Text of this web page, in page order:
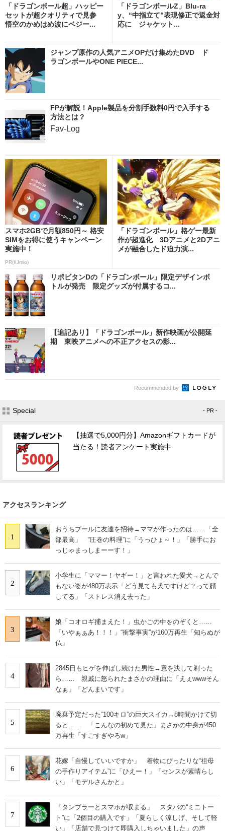
「ドラゴンボール超」ハッピー
セットが超クオリティで見参
悟空のかめはめ波にベジー...
「ドラゴンボールZ」Blu-ra
y、“中指立て”表現修正で返金対
応に ジャケット...
ジャンプ原作の人気アニメOPだけ集めたDVD ド
ラゴンボールやONE PIECE...
FPが解説！Apple製品を分割手数料0円で入手する
方法とは？
Fav-Log
スマホ2GBで月額850円～ 格安
SIMをお得に使うキャンペーン
実施中！
PR(IIJmio)
「ドラゴンボール」格ゲー最新
作が超進化 3Dアニメと2Dアニ
メが融合したド迫力演...
リポビタンDの「ドラゴンボール」限定デザインボ
トルが発売 限定グッズが付属するコ...
【追記あり】「ドラゴンボール」新作映画が公開延
期 東映アニメへの不正アクセスの影...
Recommended by
Special - PR -
【抽選で5,000円分】Amazonギフトカードが
当たる！読者アンケート実施中
アクセスランキング
1
おうちプールに友達を招待→ママが作ったのは……「全
部最高」 “圧巻の料理”に「うっひょ～！」「勝手にお
っじゃまっしまーーす！」
2
小学生に「ママー！ヤギー！」と言われた愛犬→とんで
もない姿が480万表示「どう見ても犬ですけど？って顔
してる」「ストレス消え去った」
3
娘「コオロギ捕まえた！」虫かごの中をのぞくと……
「いやぁぁあ！！！」“衝撃事実”が160万再生「知らぬが
仏」
4
2845日もヒゲを伸ばし続けた男性→意を決して剃った
ら…… 親戚に怒られたまさかの理由に「えぇwwwそん
なぁ」「どんまいです」
5
廃棄予定だった“100キロ”の巨大スイカ→8時間かけて切
ると…… 「こんなの初めて見た」まさかの中身が450
万再生「すごすぎやろw」
6
花嫁「自慢していいですか」 着物にぴったりな“祖母
の手作りアイテム”に「ひえー！」「センスが素晴らし
い」「モデルさんかと」
7
「タンブラーとスマホが収まる」 スタバの“ミニトー
ト”に「2個目の購入です」「夏らしく涼しげ、そして軽
い」「店舗で見つけて即購入しちゃいました」の声